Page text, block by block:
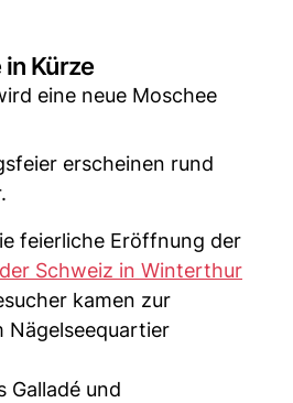
Kürze
eine neue Moschee
erscheinen rund
feierliche Eröffnung der
Schweiz in Winterthur
kamen zur
Nägelseequartier
Galladé und